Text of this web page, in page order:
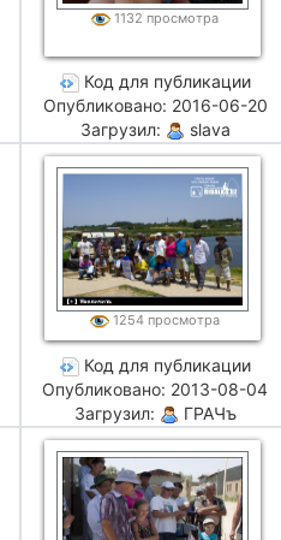
1132 просмотра
Код для публикации
Опубликовано: 2016-06-20
Загрузил:
slava
1254 просмотра
Код для публикации
Опубликовано: 2013-08-04
Загрузил:
ГРАЧъ